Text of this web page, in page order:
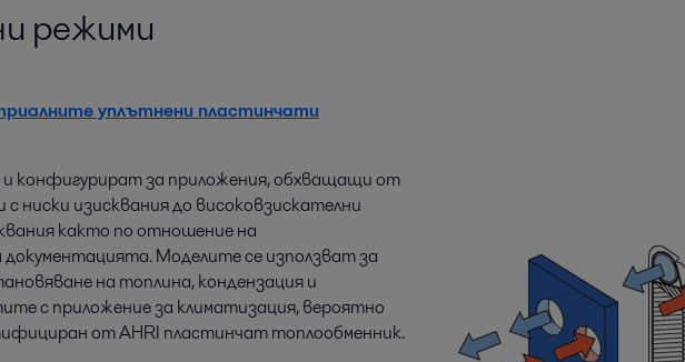
режими
уплътнени пластинчати
и конфигурират за приложения, обхващащи от
ниски изисквания до високовзискателни
както по отношение на
Моделите се използват за
на топлина, кондензация и
с приложение за климатизация, вероятно
от AHRI пластинчат топлообменник.